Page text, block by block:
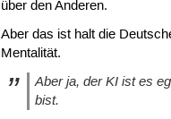
über den Anderen.
Aber das ist halt die
Mentalität.
Aber ja, der KI ist es
bist.